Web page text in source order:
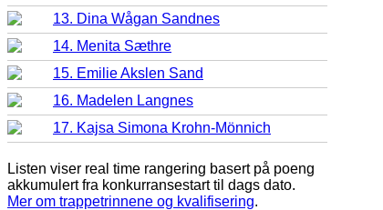
13. Dina Wågan Sandnes
14. Menita Sæthre
15. Emilie Akslen Sand
16. Madelen Langnes
17. Kajsa Simona Krohn-Mönnich
Listen viser real time rangering basert på poeng
akkumulert fra konkurransestart til dags dato.
Mer om trappetrinnene og kvalifisering.